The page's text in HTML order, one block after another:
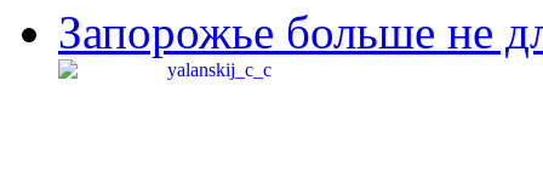
Запорожье больше не